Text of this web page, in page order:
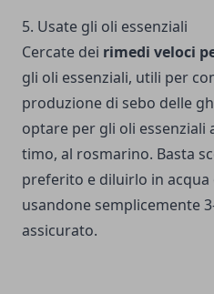
5. Usate gli oli essenziali
Cercate dei rimedi veloci
gli oli essenziali, utili per
produzione di sebo delle
optare per gli oli essenziali
timo, al rosmarino. Basta
preferito e diluirlo in acqua
usandone semplicemente
assicurato.